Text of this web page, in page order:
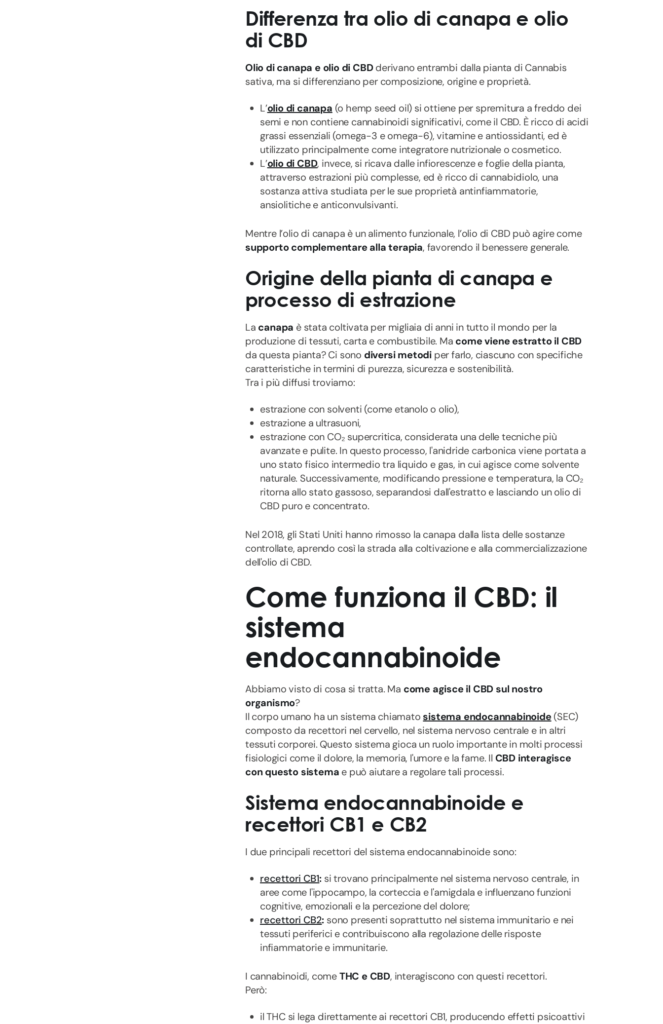
Differenza tra olio di canapa e olio
di CBD
Olio di canapa e olio di CBDderivano entrambi dalla pianta di Cannabis
sativa, ma si differenziano per composizione, origine e proprietà.
L’olio di canapa (o hemp seed oil) si ottiene per spremitura a freddo dei
semi e non contiene cannabinoidi significativi, come il CBD. È ricco di acidi
grassi essenziali (omega-3 e omega-6), vitamine e antiossidanti, ed è
utilizzato principalmente come integratore nutrizionale o cosmetico.
L’olio di CBD, invece, si ricava dalle infiorescenze e foglie della pianta,
attraverso estrazioni più complesse, ed è ricco di cannabidiolo, una
sostanza attiva studiata per le sue proprietà antinfiammatorie,
ansiolitiche e anticonvulsivanti.
Mentre l’olio di canapa è un alimento funzionale, l’olio di CBD può agire come
supporto complementare alla terapia, favorendo il benessere generale.
Origine della pianta di canapa e
processo di estrazione
La canapa è stata coltivata per migliaia di anni in tutto il mondo per la
produzione di tessuti, carta e combustibile. Ma come viene estratto il CBD
da questa pianta? Ci sono diversi metodi per farlo, ciascuno con specifiche
caratteristiche in termini di purezza, sicurezza e sostenibilità.
Tra i più diffusi troviamo:
estrazione con solventi (come etanolo o olio),
estrazione a ultrasuoni,
estrazione con CO₂ supercritica, considerata una delle tecniche più
avanzate e pulite. In questo processo, l'anidride carbonica viene portata a
uno stato fisico intermedio tra liquido e gas, in cui agisce come solvente
naturale. Successivamente, modificando pressione e temperatura, la CO₂
ritorna allo stato gassoso, separandosi dall'estratto e lasciando un olio di
CBD puro e concentrato.
Nel 2018, gli Stati Uniti hanno rimosso la canapa dalla lista delle sostanze
controllate, aprendo così la strada alla coltivazione e alla commercializzazione
dell'olio di CBD.
Come funziona il CBD: il
sistema
endocannabinoide
Abbiamo visto di cosa si tratta. Ma come agisce il CBD sul nostro
organismo?
Il corpo umano ha un sistema chiamato sistema endocannabinoide(SEC)
composto da recettori nel cervello, nel sistema nervoso centrale e in altri
tessuti corporei. Questo sistema gioca un ruolo importante in molti processi
fisiologici come il dolore, la memoria, l'umore e la fame. Il CBD interagisce
con questo sistema e può aiutare a regolare tali processi.
Sistema endocannabinoide e
recettori CB1 e CB2
I due principali recettori del sistema endocannabinoide sono:
recettori CB1: si trovano principalmente nel sistema nervoso centrale, in
aree come l'ippocampo, la corteccia e l'amigdala e influenzano funzioni
cognitive, emozionali e la percezione del dolore;
recettori CB2: sono presenti soprattutto nel sistema immunitario e nei
tessuti periferici e contribuiscono alla regolazione delle risposte
infiammatorie e immunitarie.
I cannabinoidi, comeTHC e CBD, interagiscono con questi recettori.
Però:
il THC si lega direttamente ai recettori CB1, producendo effetti psicoattivi